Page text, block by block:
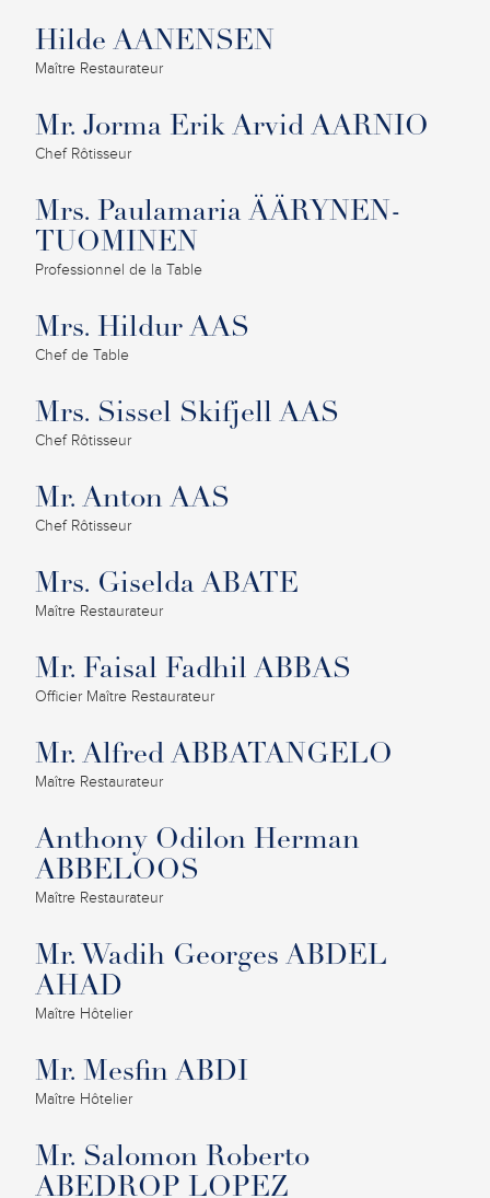
Hilde AANENSEN
Maître Restaurateur
Mr. Jorma Erik Arvid AARNIO
Chef Rôtisseur
Mrs. Paulamaria ÄÄRYNEN-
TUOMINEN
Professionnel de la Table
Mrs. Hildur AAS
Chef de Table
Mrs. Sissel Skifjell AAS
Chef Rôtisseur
Mr. Anton AAS
Chef Rôtisseur
Mrs. Giselda ABATE
Maître Restaurateur
Mr. Faisal Fadhil ABBAS
Officier Maître Restaurateur
Mr. Alfred ABBATANGELO
Maître Restaurateur
Anthony Odilon Herman
ABBELOOS
Maître Restaurateur
Mr. Wadih Georges ABDEL
AHAD
Maître Hôtelier
Mr. Mesfin ABDI
Maître Hôtelier
Mr. Salomon Roberto
ABEDROP LOPEZ